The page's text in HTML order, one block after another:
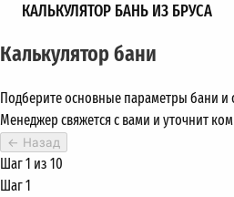
КАЛЬКУЛЯТОР БАНЬ ИЗ БРУСА
Калькулятор бани
Подберите основные параметры бани и
Менеджер свяжется с вами и уточнит
← Назад
Шаг 1 из 10
Шаг 1